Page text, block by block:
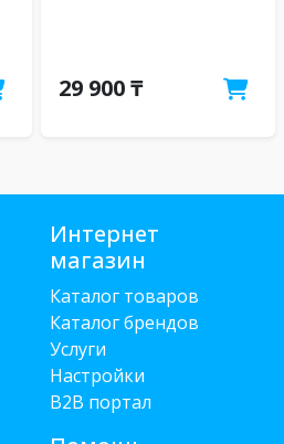
29 900 ₸
Интернет
магазин
Каталог товаров
Каталог брендов
Услуги
Настройки
B2B портал